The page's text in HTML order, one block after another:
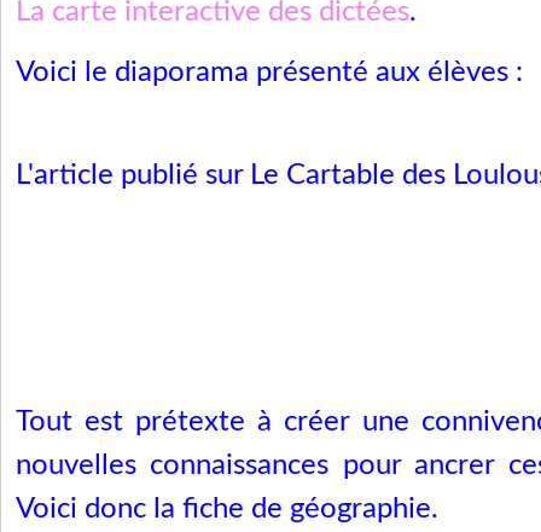
La carte interactive des dictées.
Voici le diaporama présenté aux élèves :
L'article publié sur Le Cartable des
Tout est prétexte à créer une
nouvelles connaissances pour ancrer
Voici donc la fiche de géographie.